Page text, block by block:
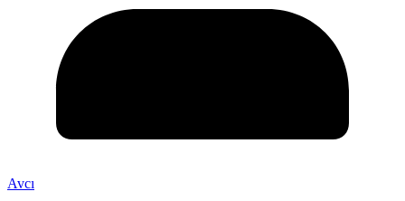
Avcı